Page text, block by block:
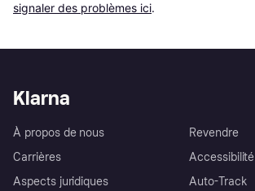
signaler des problèmes ici.
Klarna
À propos de nous
Carrières
Aspects juridiques
Revendre
Accessibilité
Auto-Track